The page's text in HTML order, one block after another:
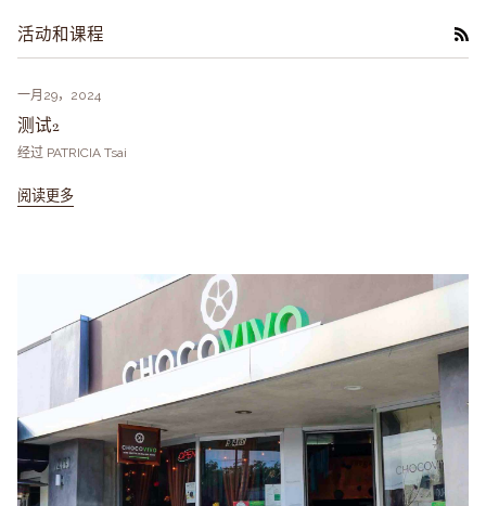
活动和课程
一月29，2024
测试2
经过 PATRICIA Tsai
阅读更多